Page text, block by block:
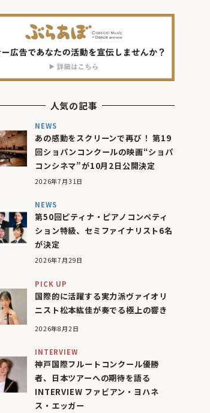
人気の記事
NEWS
あの感動をスクリーンで再び！ 第19
回ショパンコンクールの映画“ショパ
コンシネマ”が10月2日公開決定
2026年7月31日
NEWS
第50回ピティナ・ピアノコンペティ
ション特級、セミファイナリスト6名
が決定
2026年7月29日
PICK UP
国際的に活躍する実力派ヴァイオリ
ニスト松本紘佳が奏でる極上の響き
2026年8月2日
INTERVIEW
神戸国際フルートコンクール優勝
者、日本ツアーへの期待を語る
INTERVIEW ファビアン・ヨハネ
ス・エッガー